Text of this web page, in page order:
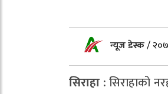
न्यूज डेस्क/
सिराहा :सिराहाको